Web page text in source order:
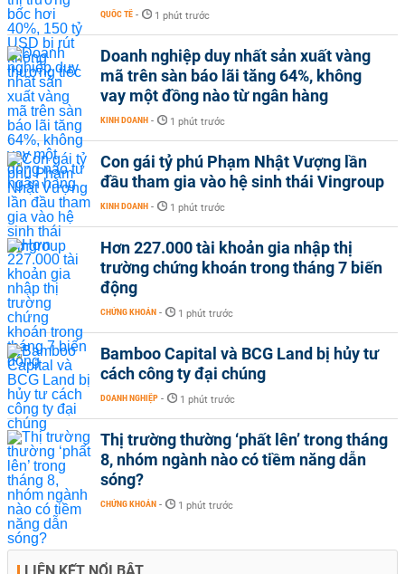
QUỐC TẾ - 1 phút trước
Doanh nghiệp duy nhất sản xuất vàng
mã trên sàn báo lãi tăng 64%, không
vay một đồng nào từ ngân hàng
KINH DOANH - 1 phút trước
Con gái tỷ phú Phạm Nhật Vượng lần
đầu tham gia vào hệ sinh thái Vingroup
KINH DOANH - 1 phút trước
Hơn 227.000 tài khoản gia nhập thị
trường chứng khoán trong tháng 7 biến
động
CHỨNG KHOÁN - 1 phút trước
Bamboo Capital và BCG Land bị hủy tư
cách công ty đại chúng
DOANH NGHIỆP - 1 phút trước
Thị trường thường ‘phất lên’ trong tháng
8, nhóm ngành nào có tiềm năng dẫn
sóng?
CHỨNG KHOÁN - 1 phút trước